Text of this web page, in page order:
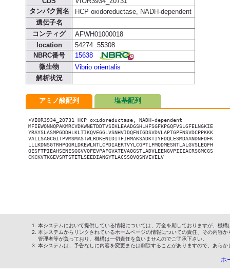
タンパク質名
HCP oxidoreductase, NADH-dependent
遺伝子名
コンティグ
AFWH01000018
location
54274..55308
NBRC番号
15638
微生物
Vibrio orientalis
解析状況
アミノ酸配列 塩基配列
>VIOR3934_20731 HCP oxidoreductase, NADH-dependent
MFIEWQNNQPAKMRCVDKWNETDDTVSIKLEAADGSHLHFSGFKPGQFVSLGFELNGKIE
YRAYSLASMPGDDHLKLTIKQVEGGLVSNHVIDQFNIGDSVDVLAPTGPFNSVDCPPKKK
VALLSAGCGITPVMSMASTWLRDKENIDITFIHMAKSADKTIYFDQLESMDAANDNFDFK
LLLKDNSGTRHPQGRLDKEWLNTLCPDIAERTVYLCGPTLFMQDMESNTLALGVSLEQFH
QESFTPIEAHSENESGGVVQFEVPAFGVATEVAQGSTLADVLEENGVPIIIACRSGMCGS
CKCKVTKGEVSRTSTETLSEEDIANGYTLACSSQVQSNVEVELV
本システムにおいて提供している情報については、万全を期しておりますが、機
本システムからリンクされているホームページの情報についての責任、その内容
管理者等が負っており、機構は一切責任を負いませんのでご了承下さい。
本システムは、予告なしに内容を変更または削除することがありますので、あらか
ホ